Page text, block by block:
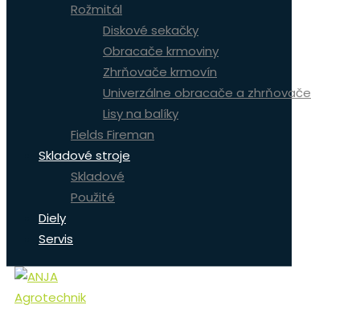
Rožmitál
Diskové sekačky
Obracače krmoviny
Zhrňovače krmovín
Univerzálne obracače a zhrňovače
Lisy na balíky
Fields Fireman
Skladové stroje
Skladové
Použité
Diely
Servis